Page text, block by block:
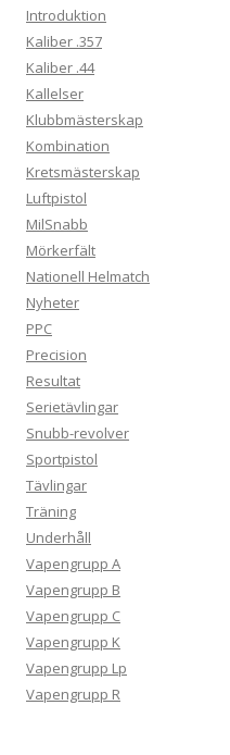
Introduktion
Kaliber .357
Kaliber .44
Kallelser
Klubbmästerskap
Kombination
Kretsmästerskap
Luftpistol
MilSnabb
Mörkerfält
Nationell Helmatch
Nyheter
PPC
Precision
Resultat
Serietävlingar
Snubb-revolver
Sportpistol
Tävlingar
Träning
Underhåll
Vapengrupp A
Vapengrupp B
Vapengrupp C
Vapengrupp K
Vapengrupp Lp
Vapengrupp R